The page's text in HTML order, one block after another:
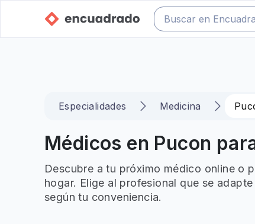
Especialidades Medicina
Médicos en Pucon
Descubre a tu próximo médico online o
hogar. Elige al profesional que se
según tu conveniencia.